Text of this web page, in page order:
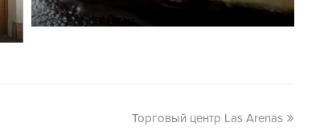
Торговый центр Las Arenas